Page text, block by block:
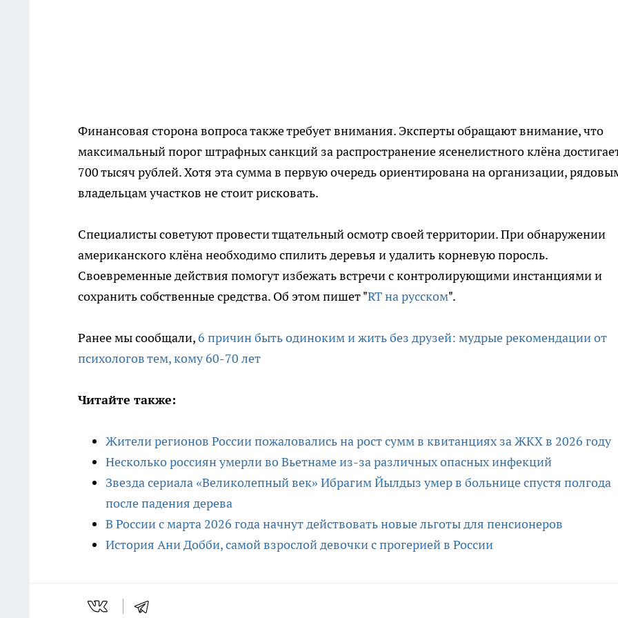
Финансовая сторона вопроса также требует внимания. Эксперты обращают внимание, что
максимальный порог штрафных санкций за распространение ясенелистного клёна
700 тысяч рублей. Хотя эта сумма в первую очередь ориентирована на организации,
владельцам участков не стоит рисковать.
Специалисты советуют провести тщательный осмотр своей территории. При обнаружении
американского клёна необходимо спилить деревья и удалить корневую поросль.
Своевременные действия помогут избежать встречи с контролирующими инстанциями и
сохранить собственные средства. Об этом пишет "RT на русском".
Ранее мы сообщали, 6 причин быть одиноким и жить без друзей: мудрые рекомендации от
психологов тем, кому 60-70 лет
Читайте также:
Жители регионов России пожаловались на рост сумм в квитанциях за ЖКХ в 2026 году
Несколько россиян умерли во Вьетнаме из-за различных опасных инфекций
Звезда сериала «Великолепный век» Ибрагим Йылдыз умер в больнице спустя полгода
после падения дерева
В России с марта 2026 года начнут действовать новые льготы для пенсионеров
История Ани Добби, самой взрослой девочки с прогерией в России